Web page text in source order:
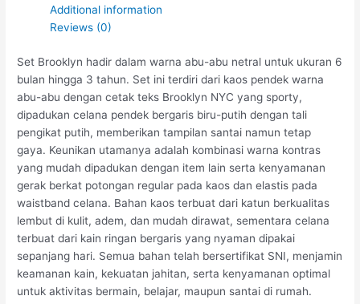
Additional information
Reviews (0)
Set Brooklyn hadir dalam warna abu-abu netral untuk ukuran 6
bulan hingga 3 tahun. Set ini terdiri dari kaos pendek warna
abu-abu dengan cetak teks Brooklyn NYC yang sporty,
dipadukan celana pendek bergaris biru-putih dengan tali
pengikat putih, memberikan tampilan santai namun tetap
gaya. Keunikan utamanya adalah kombinasi warna kontras
yang mudah dipadukan dengan item lain serta kenyamanan
gerak berkat potongan regular pada kaos dan elastis pada
waistband celana. Bahan kaos terbuat dari katun berkualitas
lembut di kulit, adem, dan mudah dirawat, sementara celana
terbuat dari kain ringan bergaris yang nyaman dipakai
sepanjang hari. Semua bahan telah bersertifikat SNI, menjamin
keamanan kain, kekuatan jahitan, serta kenyamanan optimal
untuk aktivitas bermain, belajar, maupun santai di rumah.